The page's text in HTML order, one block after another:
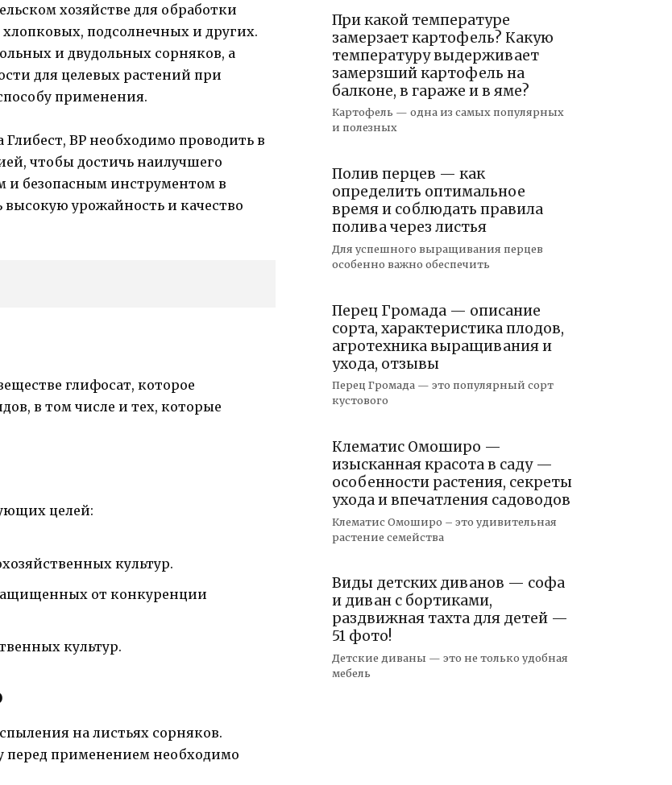
хозяйстве для обработки
подсолнечных и других.
и двудольных сорняков, а
для целевых растений при
применения.
ВР необходимо проводить в
чтобы достичь наилучшего
и безопасным инструментом в
высокую урожайность и качество
глифосат, которое
в том числе и тех, которые
целей:
культур.
от конкуренции
культур.
на листьях сорняков.
перед применением необходимо
При какой температуре
замерзает картофель? Какую
температуру выдерживает
замерзший картофель на
балконе, в гараже и в яме?
Картофель — одна из самых популярных
и полезных
Полив перцев — как
определить оптимальное
время и соблюдать правила
полива через листья
Для успешного выращивания перцев
особенно важно обеспечить
Перец Громада — описание
сорта, характеристика плодов,
агротехника выращивания и
ухода, отзывы
Перец Громада — это популярный сорт
кустового
Клематис Омоширо —
изысканная красота в саду —
особенности растения, секреты
ухода и впечатления садоводов
Клематис Омоширо – это удивительная
растение семейства
Виды детских диванов — софа
и диван с бортиками,
раздвижная тахта для детей —
51 фото!
Детские диваны — это не только удобная
мебель